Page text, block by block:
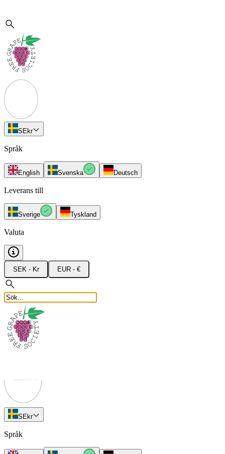
SEkr
Språk
English Svenska Deutsch
Leverans till
Sverige Tyskland
Valuta
SEK - Kr EUR - €
SEkr
Språk